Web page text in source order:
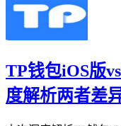
TP钱包iOS版
度解析两者差